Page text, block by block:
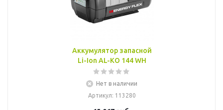
Аккумулятор запасной
Li-Ion AL-KO 144 WH
Нет в наличии
Артикул: 113280